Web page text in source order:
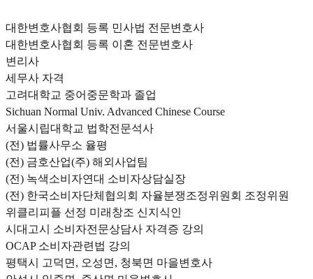
대한변호사협회 등록 민사법 전문변호사
대한변호사협회 등록 이혼 전문변호사
변리사
세무사 자격
고려대학교 중어중문학과 졸업
Sichuan Normal Univ. Advanced Chinese Course
서울시립대학교 법학전문석사
(전) 법률사무소 율평
(전) 금호산업(주) 해외사업팀
(전) 녹색소비자연대 소비자상담실장
(전) 한국소비자단체협의회 자율분쟁조정위원회 조정위원
위클리피플 선정 미래창조 신지식인
시대고시 소비자전문상담사 자격증 강의
OCAP 소비자관련법 강의
평택시 고덕면, 오성면, 청북면 마을변호사